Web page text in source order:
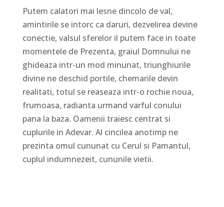
Putem calatori mai lesne dincolo de val,
amintirile se intorc ca daruri, dezvelirea devine
conectie, valsul sferelor il putem face in toate
momentele de Prezenta, graiul Domnului ne
ghideaza intr-un mod minunat, triunghiurile
divine ne deschid portile, chemarile devin
realitati, totul se reaseaza intr-o rochie noua,
frumoasa, radianta urmand varful conului
pana la baza. Oamenii traiesc centrat si
cuplurile in Adevar. Al cincilea anotimp ne
prezinta omul cununat cu Cerul si Pamantul,
cuplul indumnezeit, cununile vietii.